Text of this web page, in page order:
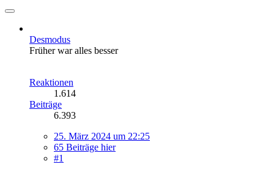
Desmodus
Früher war alles besser
Reaktionen
1.614
Beiträge
6.393
25. März 2024 um 22:25
65 Beiträge hier
#1